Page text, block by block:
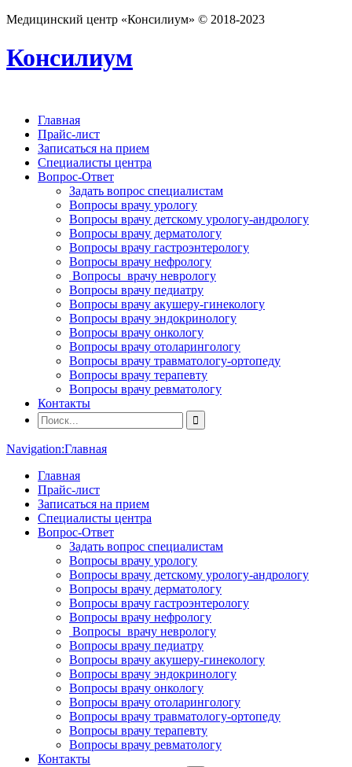
Медицинский центр «Консилиум» © 2018-2023
Консилиум
Главная
Прайс-лист
Записаться на прием
Специалисты центра
Вопрос-Ответ
Задать вопрос специалистам
Вопросы врачу урологу
Вопросы врачу детскому урологу-андрологу
Вопросы врачу дерматологу
Вопросы врачу гастроэнтерологу
Вопросы врачу нефрологу
Вопросы врачу неврологу
Вопросы врачу педиатру
Вопросы врачу акушеру-гинекологу
Вопросы врачу эндокринологу
Вопросы врачу онкологу
Вопросы врачу отоларингологу
Вопросы врачу травматологу-ортопеду
Вопросы врачу терапевту
Вопросы врачу ревматологу
Контакты
Navigation:Главная
Главная
Прайс-лист
Записаться на прием
Специалисты центра
Вопрос-Ответ
Задать вопрос специалистам
Вопросы врачу урологу
Вопросы врачу детскому урологу-андрологу
Вопросы врачу дерматологу
Вопросы врачу гастроэнтерологу
Вопросы врачу нефрологу
Вопросы врачу неврологу
Вопросы врачу педиатру
Вопросы врачу акушеру-гинекологу
Вопросы врачу эндокринологу
Вопросы врачу онкологу
Вопросы врачу отоларингологу
Вопросы врачу травматологу-ортопеду
Вопросы врачу терапевту
Вопросы врачу ревматологу
Контакты